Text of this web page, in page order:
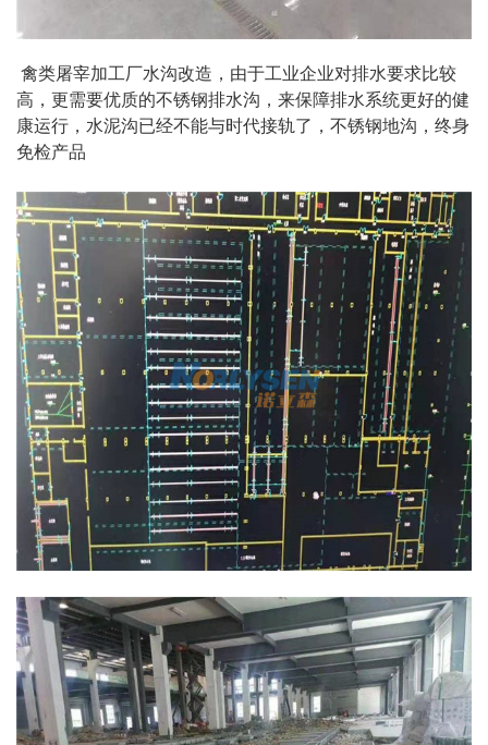
禽类屠宰加工厂水沟改造，由于工业企业对排水要求比较
高，更需要优质的不锈钢排水沟，来保障排水系统更好的健
康运行，水泥沟已经不能与时代接轨了，不锈钢地沟，终身
免检产品